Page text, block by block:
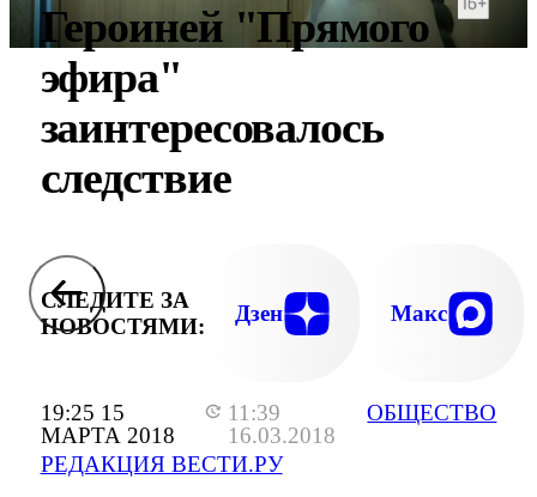
19:25 15
МАРТА 2018
11:39
16.03.2018
РЕДАКЦИЯ ВЕСТИ.РУ
ОБЩЕСТВО
Героиней "Прямого
эфира"
заинтересовалось
следствие
СЛЕДИТЕ ЗА
НОВОСТЯМИ:
Дзен Макс